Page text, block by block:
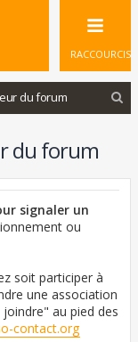
RACCOURCIS
du forum
du forum
signaler un
ou
soit participer à
une association
au pied des
contact.org